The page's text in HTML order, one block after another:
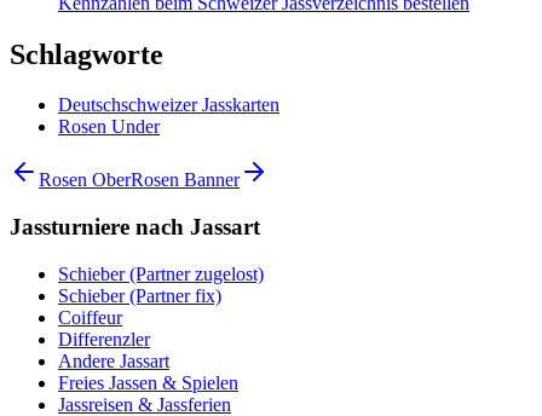
Schlagworte
Deutschschweizer Jasskarten
Rosen Under
Rosen OberRosen Banner
Jassturniere nach Jassart
Schieber (Partner zugelost)
Schieber (Partner fix)
Coiffeur
Differenzler
Andere Jassart
Freies Jassen & Spielen
Jassreisen & Jassferien